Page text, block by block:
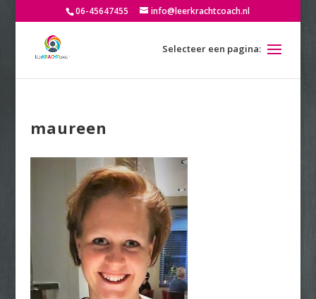
06-45647455 info@leerkrachtcoach.nl
maureen